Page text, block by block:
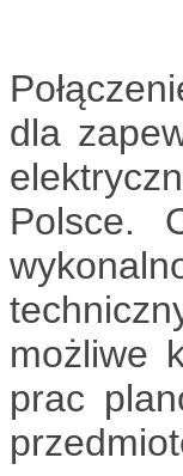
dla
Polsce.
możliwe
prac